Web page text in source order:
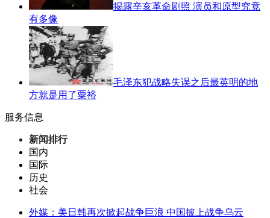
揭露辛亥革命剧照 演员和原型究竟
有多像
毛泽东犯战略失误之后最英明的地
方就是用了粟裕
服务信息
新闻排行
国内
国际
历史
社会
外媒：美日韩再次掀起战争巨浪 中国披上战争乌云